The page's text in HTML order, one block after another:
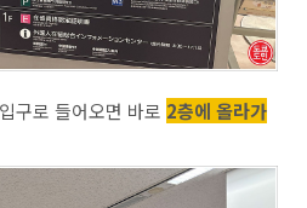
구로 들어오면 바로 2층에 올라가